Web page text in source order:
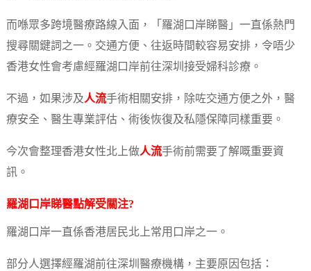
而喺眾多跨境醫療路線入面，「羅湖口岸睇醫」一直係熱門
搜尋關鍵詞之一。交通方便、往返時間較容易安排，令唔少
香港女性會考慮經羅湖口岸前往深圳接受婦科診療。
不過，如果涉及人流手術相關安排，除咗交通方便之外，醫
療安全、醫生專業評估、術後恢復及私隱保障同樣重要。
今次會整理香港女性北上做人流手術前需要了解嘅重要資
訊。
羅湖口岸睇醫點解受關注?
羅湖口岸一直係香港居民北上常用口岸之一。
部分人選擇經羅湖前往深圳醫療機構，主要原因包括：